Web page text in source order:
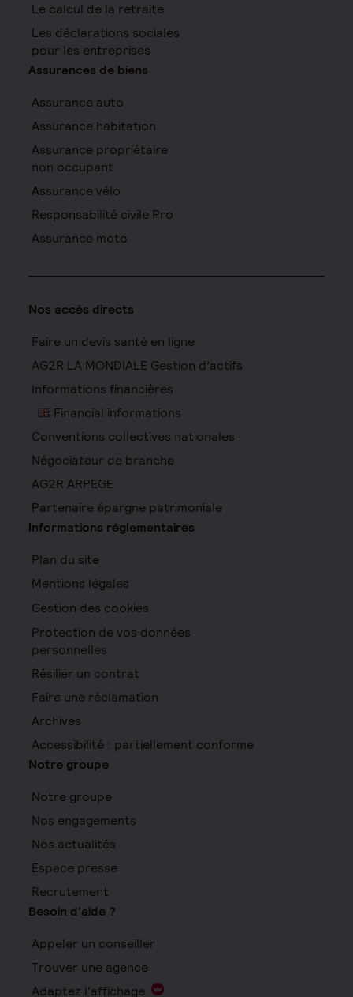
Le calcul de la retraite
Les déclarations sociales
pour les entreprises
Assurances de biens
Assurance auto
Assurance habitation
Assurance propriétaire
non occupant
Assurance vélo
Responsabilité civile Pro
Assurance moto
Nos accès directs
Faire un devis santé en ligne
AG2R LA MONDIALE Gestion d’actifs
Informations financières
Financial informations
Conventions collectives nationales
Négociateur de branche
AG2R ARPEGE
Partenaire épargne patrimoniale
Informations réglementaires
Plan du site
Mentions légales
Gestion des cookies
Protection de vos données
personnelles
Résilier un contrat
Faire une réclamation
Archives
Accessibilité : partiellement conforme
Notre groupe
Notre groupe
Nos engagements
Nos actualités
Espace presse
Recrutement
Besoin d'aide ?
Appeler un conseiller
Trouver une agence
Adaptez l'affichage